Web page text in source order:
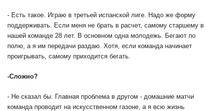
- Есть такое. Играю в третьей испанской лиге. Надо же форму
поддерживать. Если меня не брать в расчет, самому старшему в
нашей команде 28 лет. В основном одна молодежь. Бегают по
полю, а я им передачи раздаю. Хотя, если команда начинает
проигрывать, самому приходится бегать.
-Сложно?
- Не сказал бы. Главная проблема в другом - домашние матчи
команда проводит на искусственном газоне, а я всю жизнь